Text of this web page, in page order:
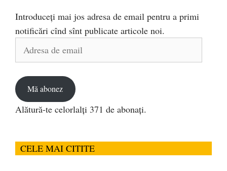
Introduceți mai jos adresa de email pentru a primi
notificări cînd sînt publicate articole noi.
Mă abonez
Alătură-te celorlalți 371 de abonați.
CELE MAI CITITE